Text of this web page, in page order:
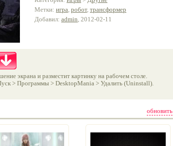
Метки: игра, робот, трансформер
Добавил: admin, 2012-02-11
экрана и разместит картинку на рабочем столе.
> Программы > DesktopMania > Удалить (Uninstall).
обновить